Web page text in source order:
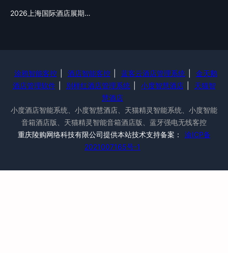
2026上海国际酒店展期…
涂鸦智能客控 酒店智能客控 蓝客云酒店管理系统
金天鹅
酒店管理软件
别样红酒店管理系统 小度智慧酒店
天猫智
慧酒店
小度酒店智能系统、小度智慧酒店、天猫精灵智能系统、小度智能
音箱酒店版、天猫精灵智能音箱酒店版、蓝牙强电无线客控
重庆陵购网络科技有限公司提供本站技术支持备案：
渝ICP备
2021007165号-1